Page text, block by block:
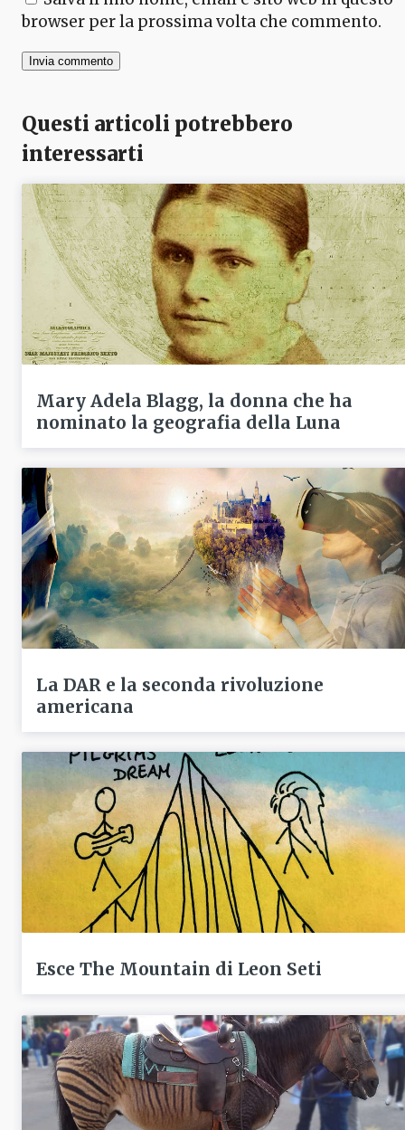
browser per la prossima volta che commento.
Questi articoli potrebbero
interessarti
Mary Adela Blagg, la donna che ha
nominato la geografia della Luna
La DAR e la seconda rivoluzione
americana
Esce The Mountain di Leon Seti